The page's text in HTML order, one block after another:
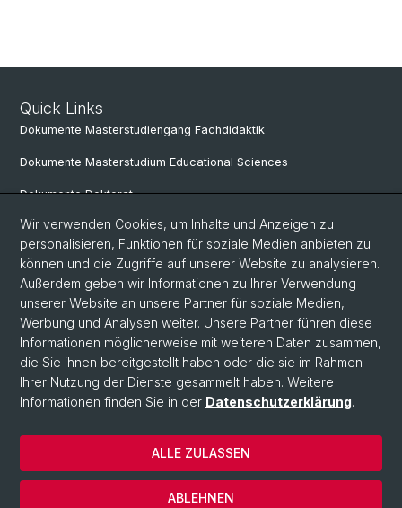
Quick Links
Dokumente Masterstudiengang Fachdidaktik
Dokumente Masterstudium Educational Sciences
Dokumente Doktorat
Social Media
LinkedIn
Instagram
© Universität Basel
Datenschutzerklärung
Wir verwenden Cookies, um Inhalte und Anzeigen zu
personalisieren, Funktionen für soziale Medien anbieten zu
können und die Zugriffe auf unserer Website zu analysieren.
Außerdem geben wir Informationen zu Ihrer Verwendung
unserer Website an unsere Partner für soziale Medien,
Werbung und Analysen weiter. Unsere Partner führen diese
Informationen möglicherweise mit weiteren Daten zusammen,
die Sie ihnen bereitgestellt haben oder die sie im Rahmen
Ihrer Nutzung der Dienste gesammelt haben. Weitere
Informationen finden Sie in der Datenschutzerklärung.
ABLEHNEN
ALLE ZULASSEN